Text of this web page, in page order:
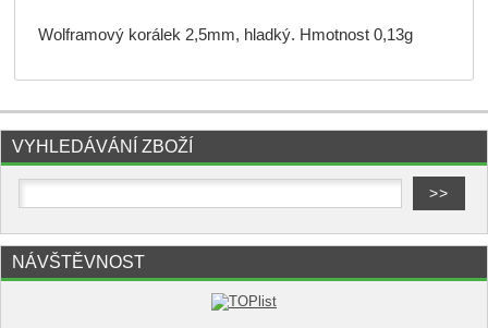
Wolframový korálek 2,5mm, hladký. Hmotnost 0,13g
VYHLEDÁVÁNÍ ZBOŽÍ
NÁVŠTĚVNOST